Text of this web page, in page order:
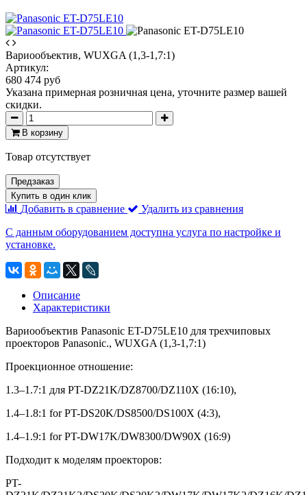
Вариообъектив, WUXGA (1,3-1,7:1)
Артикул:
680 474 руб
Указана примерная розничная цена, уточните размер вашей
скидки.
В корзину
Товар отсутствует
Предзаказ
Купить в один клик
Добавить в сравнение
Удалить из сравнения
С данным оборудованием доступна услуга по настройке и
установке.
Описание
Характеристики
Вариообъектив Panasonic ET-D75LE10 для трехчиповых
проекторов Panasonic., WUXGA (1,3-1,7:1)
Проекционное отношение:
1.3–1.7:1 для PT-DZ21K/DZ8700/DZ110X (16:10),
1.4–1.8:1 for PT-DS20K/DS8500/DS100X (4:3),
1.4–1.9:1 for PT-DW17K/DW8300/DW90X (16:9)
Подходит к моделям проекторов:
PT-